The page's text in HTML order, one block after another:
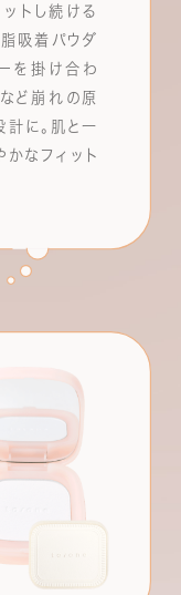
トし続ける
吸着パウダ
を掛け合わ
ど崩れの原
に。肌と一
なフィット